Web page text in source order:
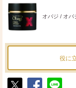
オバジ / オバ
役に